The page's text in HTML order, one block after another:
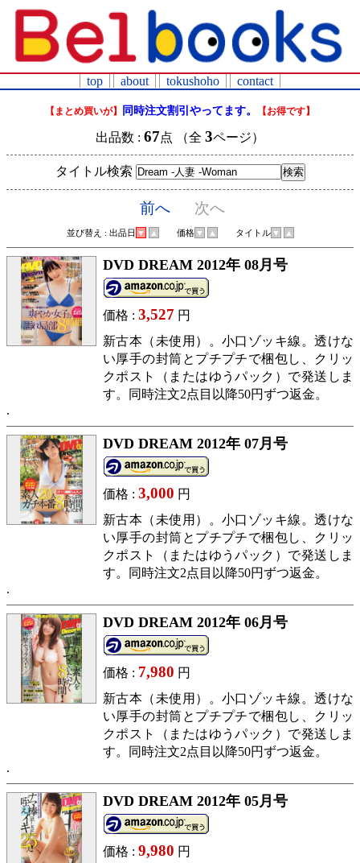
top about tokushoho contact
【まとめ買いが】 同時注文割引やってます。 【お得です】
出品数 : 67点 （全 3ページ）
タイトル検索
前へ 次へ
並び替え : 出品日 ▼ ▲ 価格 ▼ ▲ タイトル ▼ ▲
DVD DREAM 2012年 08月号
価格 : 3,527 円
新古本（未使用）。小口ゾッキ線。透けな
い厚手の封筒とプチプチで梱包し、クリッ
クポスト（またはゆうパック）で発送しま
す。同時注文2点目以降50円ずつ返金。
DVD DREAM 2012年 07月号
価格 : 3,000 円
新古本（未使用）。小口ゾッキ線。透けな
い厚手の封筒とプチプチで梱包し、クリッ
クポスト（またはゆうパック）で発送しま
す。同時注文2点目以降50円ずつ返金。
DVD DREAM 2012年 06月号
価格 : 7,980 円
新古本（未使用）。小口ゾッキ線。透けな
い厚手の封筒とプチプチで梱包し、クリッ
クポスト（またはゆうパック）で発送しま
す。同時注文2点目以降50円ずつ返金。
DVD DREAM 2012年 05月号
価格 : 9,980 円